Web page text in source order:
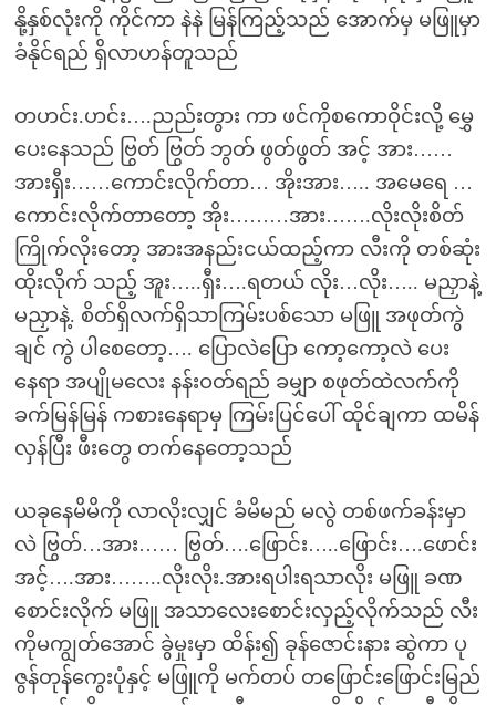
နို့နှစ်လုံးကို ကိုင်ကာ နဲနဲ မြန်ကြည့်သည် အောက်မှ မဖြူမှာ
ခံနိုင်ရည် ရှိလာဟန်တူသည်
တဟင်း.ဟင်း….ညည်းတွား ကာ ဖင်ကိုစကောဝိုင်းလို့ မွှေ
ပေးနေသည် ဗြွတ် ဗြွတ် ဘွတ် ဖွတ်ဖွတ် အင့် အား……
အားရှီး……ကောင်းလိုက်တာ… အိုးအား….. အမေရေ …
ကောင်းလိုက်တာတော့ အိုး………အား…….လိုးလိုးစိတ်
ကြိုက်လိုးတော့ အားအနည်းငယ်ထည့်ကာ လီးကို တစ်ဆုံး
ထိုးလိုက် သည့် အူး…..ရှီး….ရတယ် လိုး…လိုး….. မညှာနဲ့
မညှာနဲ့. စိတ်ရှိလက်ရှိသာကြမ်းပစ်သော မဖြူ အဖုတ်ကွဲ
ချင် ကွဲ ပါစေတော့…. ပြောလဲပြော ကော့ကော့လဲ ပေး
နေရာ အပျိုမလေး နန်းဝတ်ရည် ခမျှာ စဖုတ်ထဲလက်ကို
ခက်မြန်မြန် ကစားနေရာမှ ကြမ်းပြင်ပေါ် ထိုင်ချကာ ထမိန်
လှန်ပြီး ဖီးတွေ တက်နေတော့သည်
ယခုနေမိမိကို လာလိုးလျှင် ခံမိမည် မလွဲ တစ်ဖက်ခန်းမှာ
လဲ ဗြွတ်…အား…… ဗြွတ်….ဖြောင်း…..ဖြောင်း….ဖောင်း
အင့်….အား……..လိုးလိုး.အားရပါးရသာလိုး မဖြူ ခဏ
စောင်းလိုက် မဖြူ အသာလေးစောင်းလှည့်လိုက်သည် လီး
ကိုမကျွတ်အောင် ခွဲမှုးမှာ ထိန်း၍ ခုန်ဇောင်းနား ဆွဲကာ ပု
ဇွန်တုန်ကွေးပုံနှင့် မဖြူကို မက်တပ် တဖြောင်းဖြောင်းမြည်